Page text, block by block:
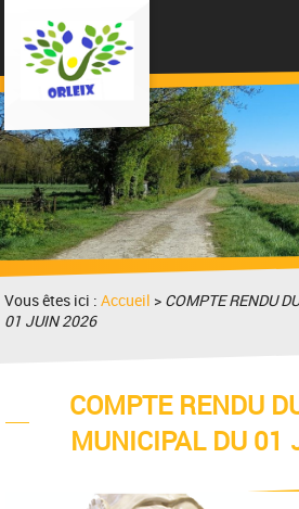
Vous êtes ici :Accueil > COMPTE RENDU
01 JUIN 2026
COMPTE RENDU
MUNICIPAL DU 01